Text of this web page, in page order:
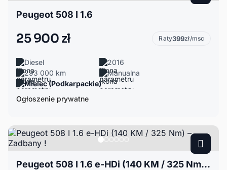
Peugeot 508 I 1.6
25 900 zł Raty399zł/msc
Diesel
2016
293 000 km
Manualna
Mielec (Podkarpackie)
Ogłoszenie prywatne
Peugeot 508 I 1.6 e-HDi (140 KM / 325 Nm) – Zadbany !